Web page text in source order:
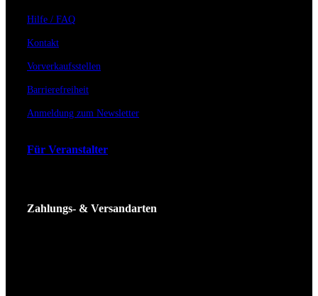
Hilfe / FAQ
Kontakt
Vorverkaufsstellen
Barrierefreiheit
Anmeldung zum Newsletter
Für Veranstalter
Zahlungs- & Versandarten